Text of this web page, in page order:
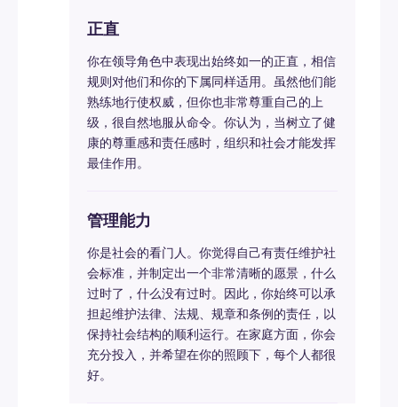
正直
你在领导角色中表现出始终如一的正直，相信
规则对他们和你的下属同样适用。虽然他们能
熟练地行使权威，但你也非常尊重自己的上
级，很自然地服从命令。你认为，当树立了健
康的尊重感和责任感时，组织和社会才能发挥
最佳作用。
管理能力
你是社会的看门人。你觉得自己有责任维护社
会标准，并制定出一个非常清晰的愿景，什么
过时了，什么没有过时。因此，你始终可以承
担起维护法律、法规、规章和条例的责任，以
保持社会结构的顺利运行。在家庭方面，你会
充分投入，并希望在你的照顾下，每个人都很
好。